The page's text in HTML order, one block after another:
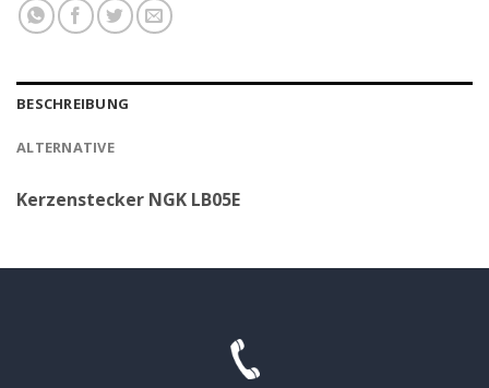
BESCHREIBUNG
ALTERNATIVE
Kerzenstecker NGK LB05E